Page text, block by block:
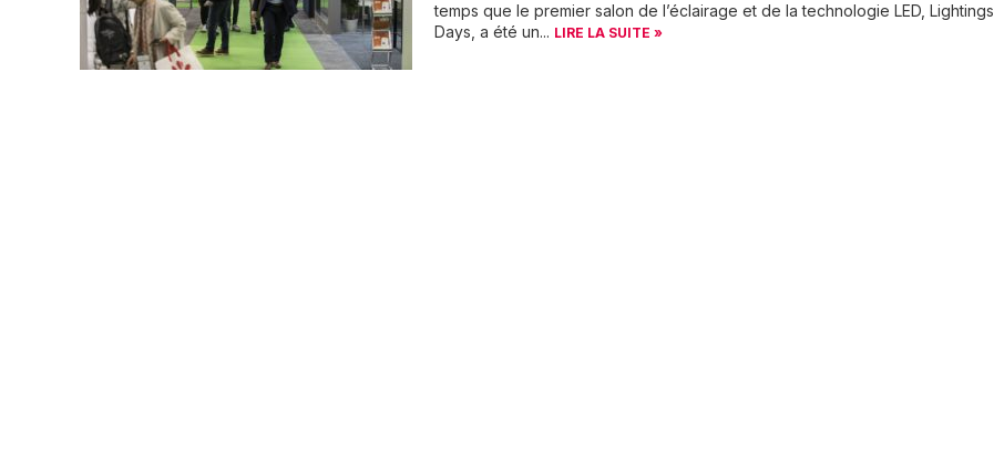
temps que le premier salon de l’éclairage et de la technologie LED, Lightings
Days, a été un... LIRE LA SUITE »